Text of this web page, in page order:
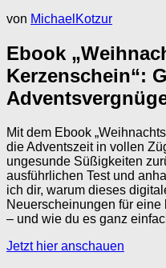
von MichaelKotzur
Ebook
Kerzenschein“:
Mit dem Ebook
die Adventszeit in vollen
ungesunde Süßigkeiten
ausführlichen Test und
ich dir, warum dieses
Neuerscheinungen für
– und wie du es ganz
Jetzt hier anschauen